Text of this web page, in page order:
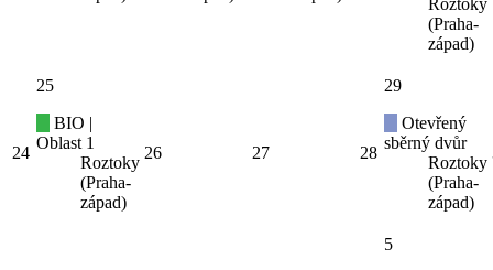
(Praha-
západ)
24
25
BIO |
Oblast 1
Roztoky
(Praha-
západ)
26 27 28
29
Otevřený
sběrný dvůr
Roztoky
(Praha-
západ)
5